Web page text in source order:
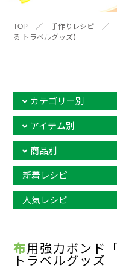
TOP ／ 手作りレシピ ／
る トラベルグッズ】
カテゴリー別
アイテム別
商品別
新着レシピ
人気レシピ
布用強力ボンド「貼り仕事」でつくる
トラベルグッズ